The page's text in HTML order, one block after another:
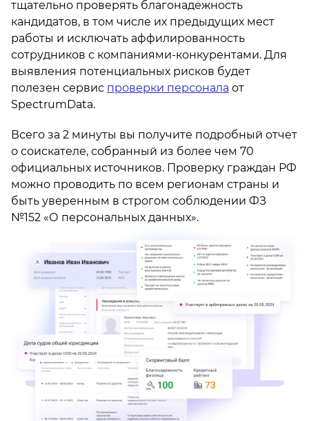
тщательно проверять благонадежность
кандидатов, в том числе их предыдущих мест
работы и исключать аффилированность
сотрудников с компаниями-конкурентами. Для
выявления потенциальных рисков будет
полезен сервис проверки персонала от
SpectrumData.
Всего за 2 минуты вы получите подробный отчет
о соискателе, собранный из более чем 70
официальных источников. Проверку граждан РФ
можно проводить по всем регионам страны и
быть уверенным в строгом соблюдении ФЗ
№152 «О персональных данных».